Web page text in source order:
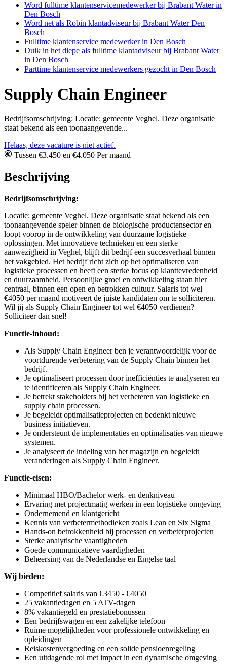
Word fulltime klantenservicemedewerker bij Brabant Water in
Den Bosch
Word net als Robin klantadviseur bij Brabant Water Den
Bosch
Fulltime klantenservice medewerker in Den Bosch
Duik in het diepe als fulltime klantadviseur bij Brabant Water
in Den Bosch
Parttime klantenservice medewerkers gezocht in Den Bosch
Supply Chain Engineer
Bedrijfsomschrijving: Locatie: gemeente Veghel. Deze organisatie
staat bekend als een toonaangevende...
Helaas, deze vacature is niet actief.
Tussen €3.450 en €4.050 Per maand
Beschrijving
Bedrijfsomschrijving:
Locatie: gemeente Veghel. Deze organisatie staat bekend als een
toonaangevende speler binnen de biologische productensector en
loopt voorop in de ontwikkeling van duurzame logistieke
oplossingen. Met innovatieve technieken en een sterke
aanwezigheid in Veghel, blijft dit bedrijf een succesverhaal binnen
het vakgebied. Het bedrijf richt zich op het optimaliseren van
logistieke processen en heeft een sterke focus op klanttevredenheid
en duurzaamheid. Persoonlijke groei en ontwikkeling staan hier
centraal, binnen een open en betrokken cultuur. Salaris tot wel
€4050 per maand motiveert de juiste kandidaten om te solliciteren.
Wil jij als Supply Chain Engineer tot wel €4050 verdienen?
Solliciteer dan snel!
Functie-inhoud:
Als Supply Chain Engineer ben je verantwoordelijk voor de
voortdurende verbetering van de Supply Chain binnen het
bedrijf.
Je optimaliseert processen door inefficiënties te analyseren en
te identificeren als Supply Chain Engineer.
Je betrekt stakeholders bij het verbeteren van logistieke en
supply chain processen.
Je begeleidt optimalisatieprojecten en bedenkt nieuwe
business initiatieven.
Je ondersteunt de implementaties en optimalisaties van nieuwe
systemen.
Je analyseert de indeling van het magazijn en begeleidt
veranderingen als Supply Chain Engineer.
Functie-eisen:
Minimaal HBO/Bachelor werk- en denkniveau
Ervaring met projectmatig werken in een logistieke omgeving
Ondernemend en klantgericht
Kennis van verbetermethodieken zoals Lean en Six Sigma
Hands-on betrokkenheid bij processen en verbeterprojecten
Sterke analytische vaardigheden
Goede communicatieve vaardigheden
Beheersing van de Nederlandse en Engelse taal
Wij bieden:
Competitief salaris van €3450 - €4050
25 vakantiedagen en 5 ATV-dagen
8% vakantiegeld en prestatiebonussen
Een bedrijfswagen en een zakelijke telefoon
Ruime mogelijkheden voor professionele ontwikkeling en
opleidingen
Reiskostenvergoeding en een solide pensioenregeling
Een uitdagende rol met impact in een dynamische omgeving